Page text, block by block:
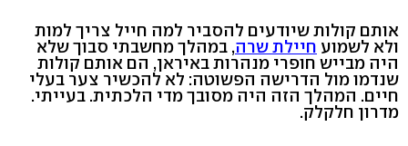
אותם קולות שיודעים להסביר למה חייל צריך למות
ולא לשמוע חיילת שרה, במהלך מחשבתי סבוך שלא
היה מבייש חופרי מנהרות באיראן, הם אותם קולות
שנדמו מול הדרישה הפשוטה: לא להכשיר צער בעלי
חיים. המהלך הזה היה מסובך מדי הלכתית. בעייתי.
מדרון חלקלק.